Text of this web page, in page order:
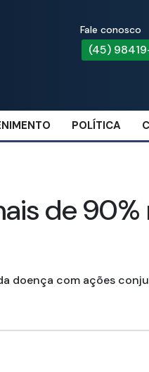
Fale conosco
(45)
POLÍTICA
de 90%
doença com ações